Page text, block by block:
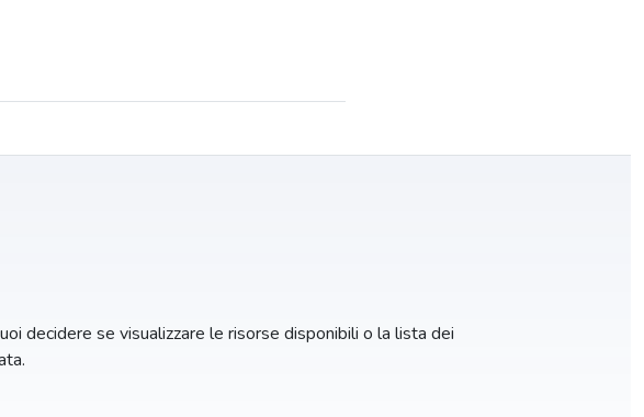
decidere se visualizzare le risorse disponibili o la lista dei